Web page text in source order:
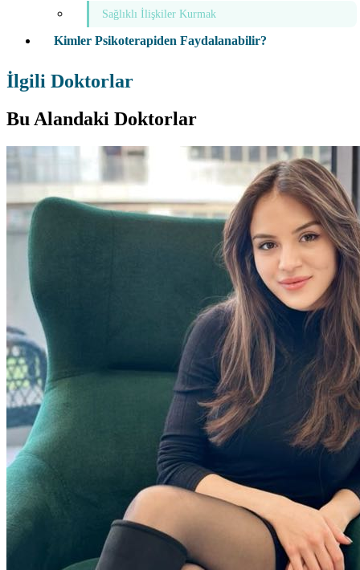
Sağlıklı İlişkiler Kurmak
Kimler Psikoterapiden Faydalanabilir?
İlgili Doktorlar
Bu Alandaki Doktorlar